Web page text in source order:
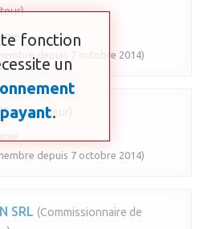
depuis 7 octobre 2014)
(Transporteur)
depuis 7 octobre 2014)
SRL (Commissionnaire de
fonction
un
payant.